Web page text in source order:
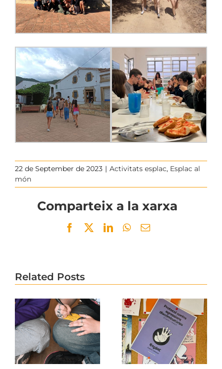
22 de September de 2023 | Activitats esplac, Esplac al
món
Comparteix a la xarxa
Facebook
TwitterLinkedInWhatsApp
Email
Related Posts